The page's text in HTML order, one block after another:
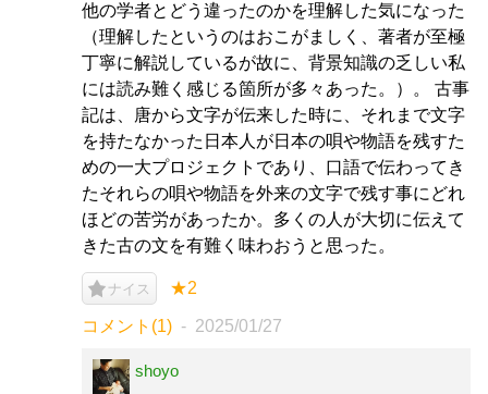
他の学者とどう違ったのかを理解した気になった
（理解したというのはおこがましく、著者が至極
丁寧に解説しているが故に、背景知識の乏しい私
には読み難く感じる箇所が多々あった。）。 古事
記は、唐から文字が伝来した時に、それまで文字
を持たなかった日本人が日本の唄や物語を残すた
めの一大プロジェクトであり、口語で伝わってき
たそれらの唄や物語を外来の文字で残す事にどれ
ほどの苦労があったか。多くの人が大切に伝えて
きた古の文を有難く味わおうと思った。
ナイス ★2
コメント(1) 2025/01/27
shoyo